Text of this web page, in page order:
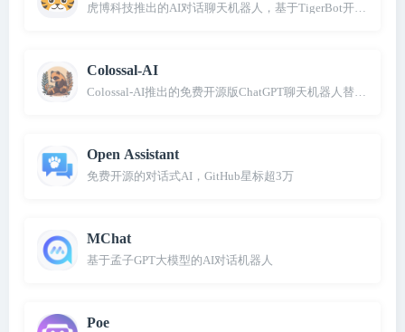
虎博科技推出的AI对话聊天机器人，基于TigerBot开源大模型
Colossal-AI
Colossal-AI推出的免费开源版ChatGPT聊天机器人替代品
Open Assistant
免费开源的对话式AI，GitHub星标超3万
MChat
基于孟子GPT大模型的AI对话机器人
Poe